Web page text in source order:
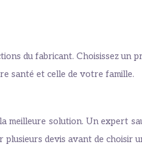
du fabricant. Choisissez un
santé et celle de votre famille.
solution. Un expert
devis avant de choisir